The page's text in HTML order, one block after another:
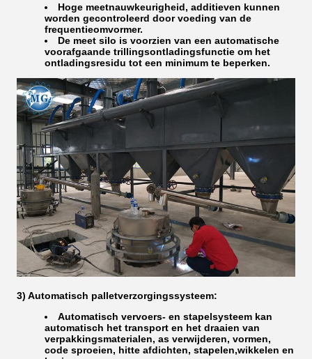
Hoge meetnauwkeurigheid, additieven kunnen
worden gecontroleerd door voeding van de
frequentieomvormer.
De meet silo is voorzien van een automatische
voorafgaande trillingsontladingsfunctie om het
ontladingsresidu tot een minimum te beperken.
3) Automatisch palletverzorgingssysteem:
Automatisch vervoers- en stapelsysteem kan
automatisch het transport en het draaien van
verpakkingsmaterialen, as verwijderen, vormen,
code sproeien, hitte afdichten, stapelen,wikkelen en